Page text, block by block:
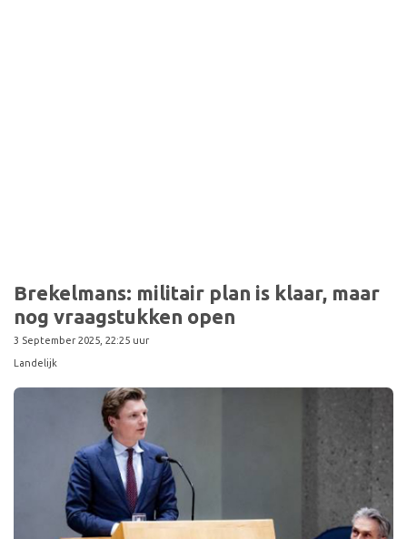
Brekelmans: militair plan is klaar, maar
nog vraagstukken open
3 September 2025, 22:25 uur
Landelijk